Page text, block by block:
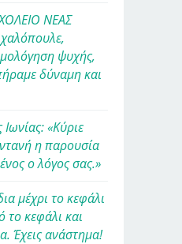
ΝΕΑΣ
ψυχής,
δύναμη και
«Κύριε
η παρουσία
ο λόγος σας.»
μέχρι το κεφάλι
το κεφάλι και
Έχεις ανάστημα!